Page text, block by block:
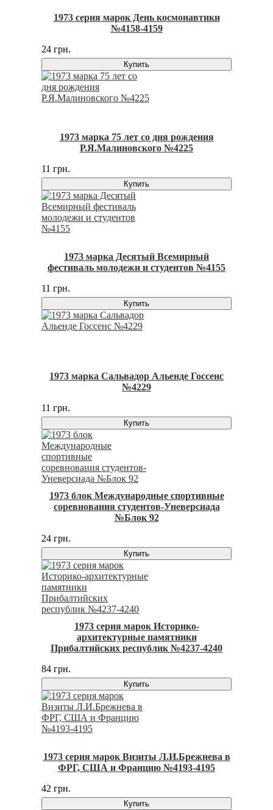
1973 серия марок День космонавтики
№4158-4159
24 грн.
Купить
1973 марка 75 лет со дня рождения
Р.Я.Малиновского №4225
11 грн.
Купить
1973 марка Десятый Всемирный
фестиваль молодежи и студентов №4155
11 грн.
Купить
1973 марка Сальвадор Альенде Госсенс
№4229
11 грн.
Купить
1973 блок Международные спортивные
соревнования студентов-Уневерсиада
№Блок 92
24 грн.
Купить
1973 серия марок Историко-
архитектурные памятники
Прибалтийских республик №4237-4240
84 грн.
Купить
1973 серия марок Визиты Л.И.Брежнева в
ФРГ, США и Францию №4193-4195
42 грн.
Купить